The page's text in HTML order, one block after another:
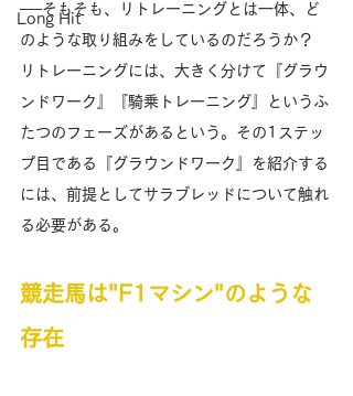
Long Hit
──そもそも、リトレーニングとは一体、ど
のような取り組みをしているのだろうか？
リトレーニングには、大きく分けて『グラウ
ンドワーク』『騎乗トレーニング』というふ
たつのフェーズがあるという。その1ステッ
プ目である『グラウンドワーク』を紹介する
には、前提としてサラブレッドについて触れ
る必要がある。
競走馬は"F1マシン"のような
存在